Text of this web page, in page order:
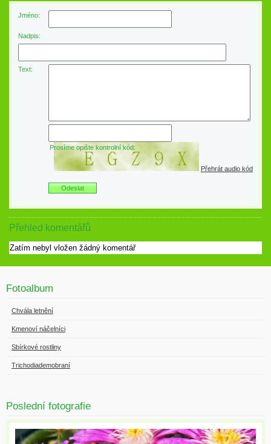
Jméno:
Nadpis:
Text:
Prosíme opište kontrolní kód:
Přehrát audio kód
Přehled komentářů
Zatím nebyl vložen žádný komentář
Fotoalbum
Chvála letnění
Kmenoví náčelníci
Sbírkové rostliny
Trichodiademobraní
Poslední fotografie